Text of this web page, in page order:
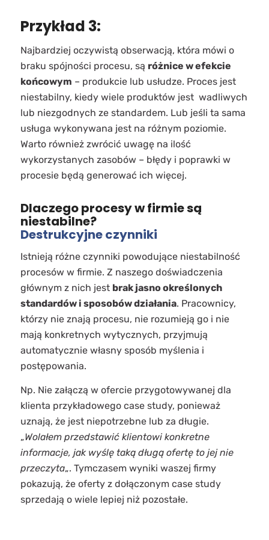
Przykład 3:
Najbardziej oczywistą obserwacją, która mówi o
braku spójności procesu, są różnice w efekcie
końcowym – produkcie lub usłudze. Proces jest
niestabilny, kiedy wiele produktów jest wadliwych
lub niezgodnych ze standardem. Lub jeśli ta sama
usługa wykonywana jest na różnym poziomie.
Warto również zwrócić uwagę na ilość
wykorzystanych zasobów – błędy i poprawki w
procesie będą generować ich więcej.
Dlaczego procesy w firmie są
niestabilne?
Destrukcyjne czynniki
Istnieją różne czynniki powodujące niestabilność
procesów w firmie. Z naszego doświadczenia
głównym z nich jest brak jasno określonych
standardów i sposobów działania. Pracownicy,
którzy nie znają procesu, nie rozumieją go i nie
mają konkretnych wytycznych, przyjmują
automatycznie własny sposób myślenia i
postępowania.
Np. Nie załączą w ofercie przygotowywanej dla
klienta przykładowego case study, ponieważ
uznają, że jest niepotrzebne lub za długie.
„Wolałem przedstawić klientowi konkretne
informacje, jak wyślę taką długą ofertę to jej nie
przeczyta„. Tymczasem wyniki waszej firmy
pokazują, że oferty z dołączonym case study
sprzedają o wiele lepiej niż pozostałe.